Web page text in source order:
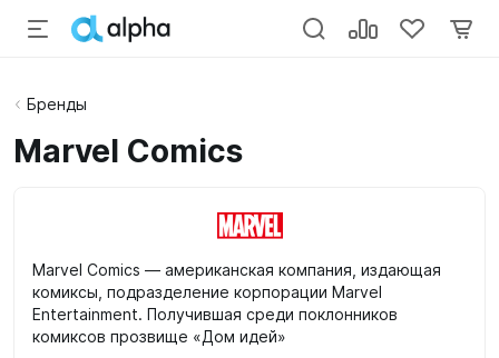
Бренды
Marvel Comics
Marvel Comics — американская компания, издающая
комиксы, подразделение корпорации Marvel
Entertainment. Получившая среди поклонников
комиксов прозвище «Дом идей»